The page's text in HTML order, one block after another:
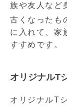
族や友人など
古くなったも
に入れて、家
すすめです。
オリジナルT
オリジナルT